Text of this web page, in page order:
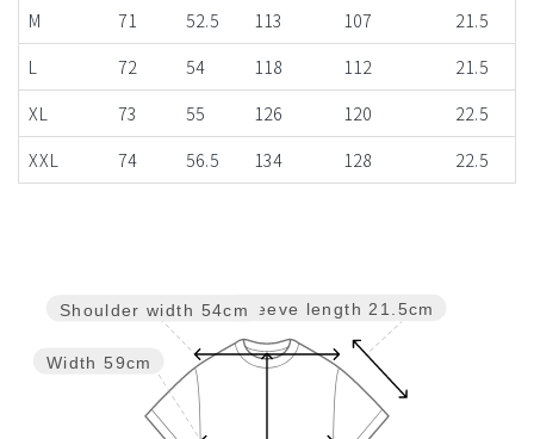
M
71 52.5 113 107
21.5
L
72 54 118 112
21.5
XL
73 55 126 120
22.5
XXL
74 56.5 134 128 22.5
Sleeve length 21.5cm
Width 59cm
Shoulder width 54cm